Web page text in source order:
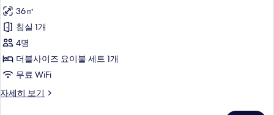
세
히
보
기
203
호
(온
돌)
사
진
모
36㎡
침실 1개
4명
더블사이즈 요이불 세트 1개
무료 WiFi
자세히 보기
미